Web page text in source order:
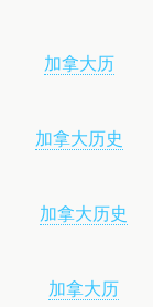
加拿大历
加拿大历史
加拿大历史
加拿大历